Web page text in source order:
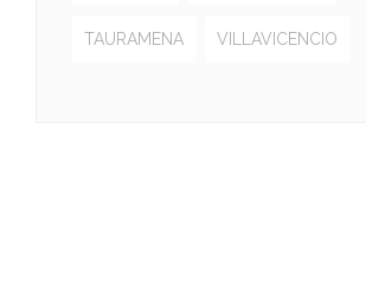
TAURAMENA VILLAVICENCIO